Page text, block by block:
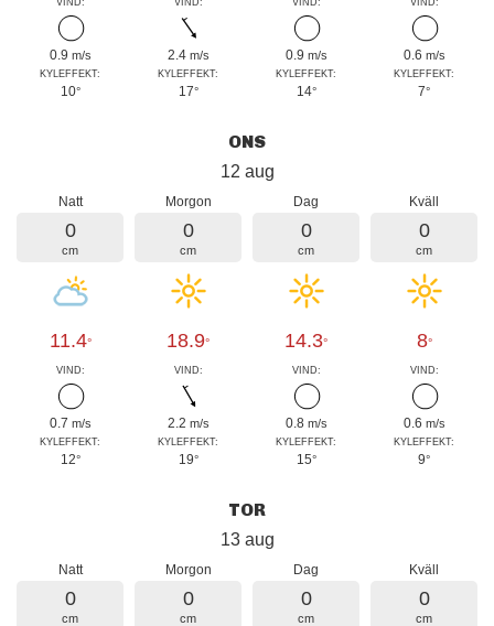
VIND:
0.9 m/s
KYLEFFEKT:
10°
VIND:
2.4 m/s
KYLEFFEKT:
17°
VIND:
0.9 m/s
KYLEFFEKT:
14°
VIND:
0.6 m/s
KYLEFFEKT:
7°
ONS
12 aug
Natt
0
cm
11.4°
VIND:
0.7 m/s
KYLEFFEKT:
12°
Morgon
0
cm
18.9°
VIND:
2.2 m/s
KYLEFFEKT:
19°
Dag
0
cm
14.3°
VIND:
0.8 m/s
KYLEFFEKT:
15°
Kväll
0
cm
8°
VIND:
0.6 m/s
KYLEFFEKT:
9°
TOR
13 aug
Natt
0
cm
Morgon
0
cm
Dag
0
cm
Kväll
0
cm